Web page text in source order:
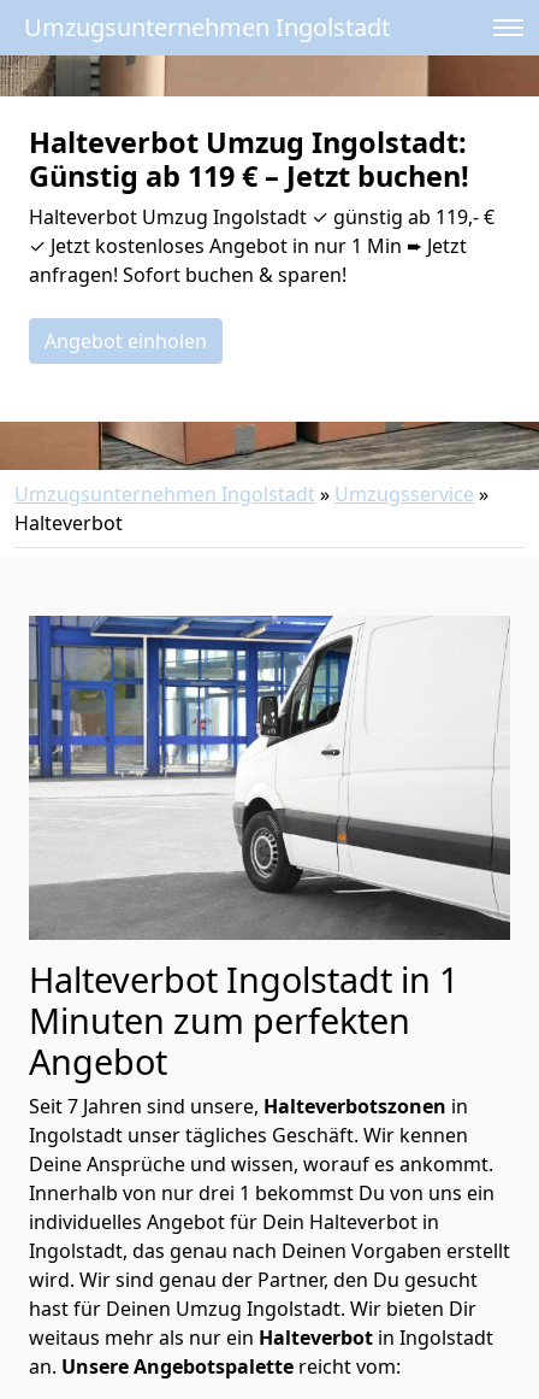
Umzugsunternehmen Ingolstadt
Halteverbot Umzug Ingolstadt:
Günstig ab 119 € – Jetzt buchen!
Halteverbot Umzug Ingolstadt ✓ günstig ab 119,- €
✓ Jetzt kostenloses Angebot in nur 1 Min ➨ Jetzt
anfragen! Sofort buchen & sparen!
Angebot einholen
Umzugsunternehmen Ingolstadt» Umzugsservice »
Halteverbot
Halteverbot Ingolstadt in 1
Minuten zum perfekten
Angebot
Seit 7 Jahren sind unsere, Halteverbotszonen in
Ingolstadt unser tägliches Geschäft. Wir kennen
Deine Ansprüche und wissen, worauf es ankommt.
Innerhalb von nur drei 1 bekommst Du von uns ein
individuelles Angebot für Dein Halteverbot in
Ingolstadt, das genau nach Deinen Vorgaben erstellt
wird. Wir sind genau der Partner, den Du gesucht
hast für Deinen Umzug Ingolstadt. Wir bieten Dir
weitaus mehr als nur ein Halteverbot in Ingolstadt
an. Unsere Angebotspalette reicht vom: